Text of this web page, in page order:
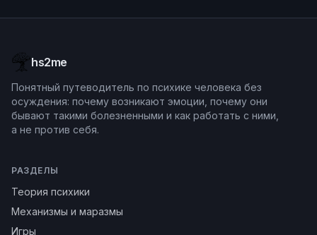
hs2me
Понятный путеводитель по психике человека без
осуждения: почему возникают эмоции, почему они
бывают такими болезненными и как работать с ними,
а не против себя.
РАЗДЕЛЫ
Теория психики
Механизмы и маразмы
Игры